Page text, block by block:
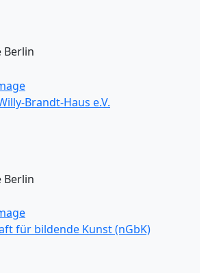
Berlin
Brandt-Haus e.V.
Berlin
für bildende Kunst (nGbK)